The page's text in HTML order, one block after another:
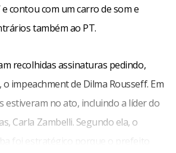
e contou com um carro de som e
também ao PT.
recolhidas assinaturas pedindo,
impeachment de Dilma Rousseff. Em
estiveram no ato, incluindo a líder do
Carla Zambelli. Segundo ela, o
foi estratégico porque o prefeito